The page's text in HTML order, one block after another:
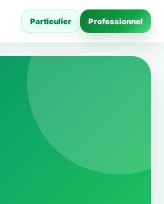
Particulier Professionnel